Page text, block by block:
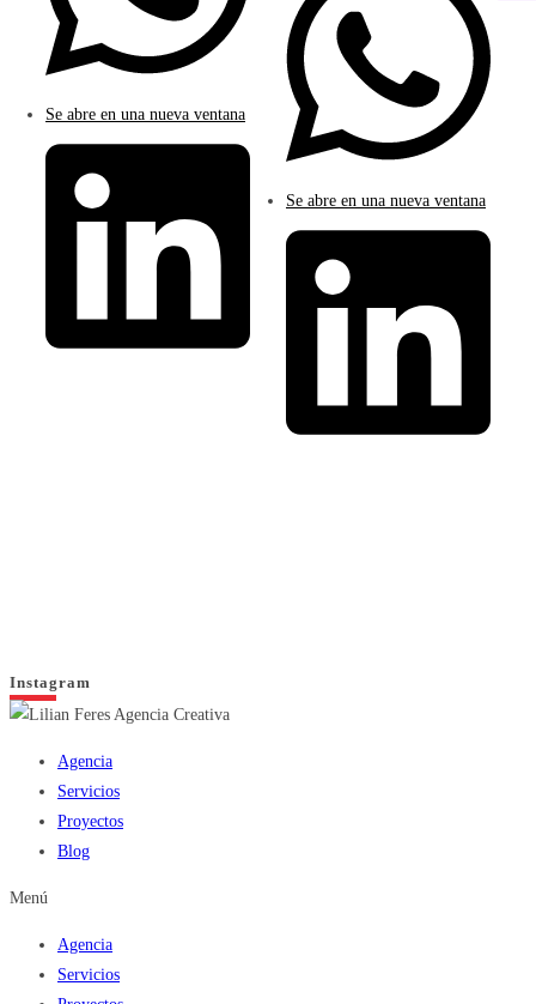
Se abre en una nueva ventana
Se abre en una nueva ventana
Instagram
Agencia
Servicios
Proyectos
Blog
Menú
Agencia
Servicios